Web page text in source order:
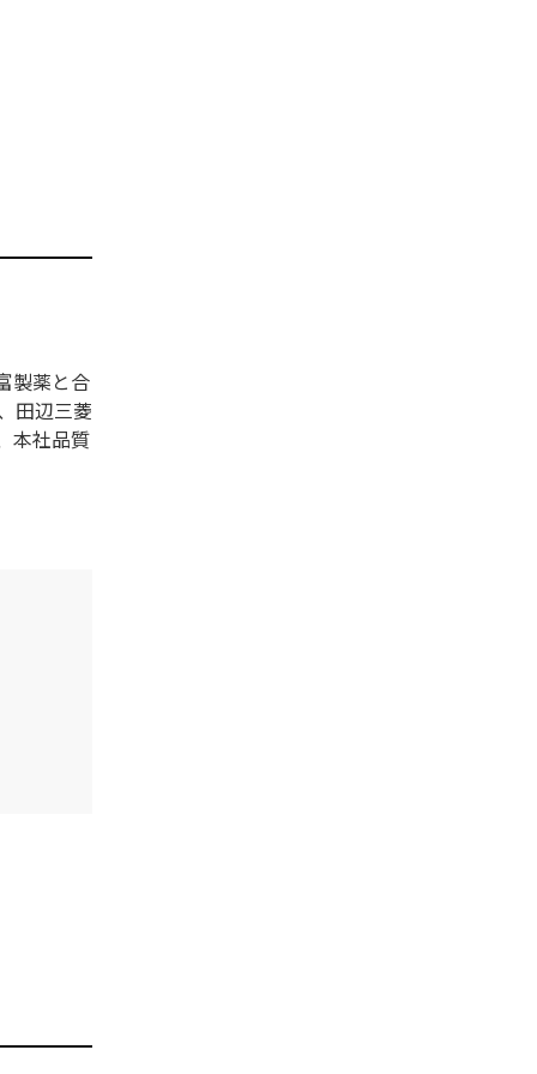
製薬と合
田辺三菱
本社品質